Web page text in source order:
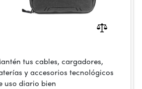
tus cables, cargadores,
y accesorios tecnológicos
uso diario bien